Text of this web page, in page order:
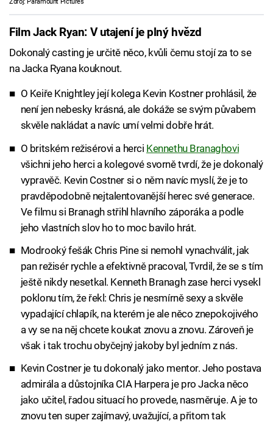
Film Jack Ryan: V utajení je plný hvězd
Dokonalý casting je určitě něco, kvůli čemu stojí za to se
na Jacka Ryana kouknout.
O Keiře Knightley její kolega Kevin Kostner prohlásil, že
není jen nebesky krásná, ale dokáže se svým půvabem
skvěle nakládat a navíc umí velmi dobře hrát.
O britském režisérovi a herci Kennethu Branaghovi
všichni jeho herci a kolegové svorně tvrdí, že je dokonalý
vypravěč. Kevin Costner si o něm navíc myslí, že je to
pravděpodobně nejtalentovanější herec své generace.
Ve filmu si Branagh střihl hlavního záporáka a podle
jeho vlastních slov ho to moc bavilo hrát.
Modrooký fešák Chris Pine si nemohl vynachválit, jak
pan režisér rychle a efektivně pracoval, Tvrdil, že se s tím
ještě nikdy nesetkal. Kenneth Branagh zase herci vysekl
poklonu tím, že řekl: Chris je nesmírně sexy a skvěle
vypadající chlapík, na kterém je ale něco znepokojivého
a vy se na něj chcete koukat znovu a znovu. Zároveň je
však i tak trochu obyčejný jakoby byl jedním z nás.
Kevin Costner je tu dokonalý jako mentor. Jeho postava
admirála a důstojníka CIA Harpera je pro Jacka něco
jako učitel, řadou situací ho provede, nasměruje. A je to
znovu ten super zajímavý, uvažující, a přitom tak